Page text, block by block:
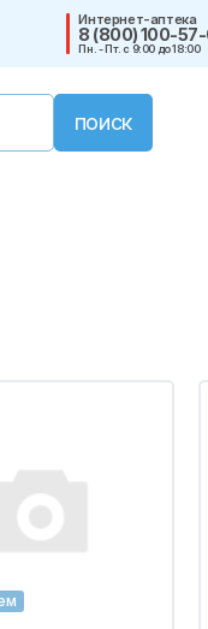
Интернет-аптека
8 (800) 100-
Пн. - Пт. с 9:00 до 18:00